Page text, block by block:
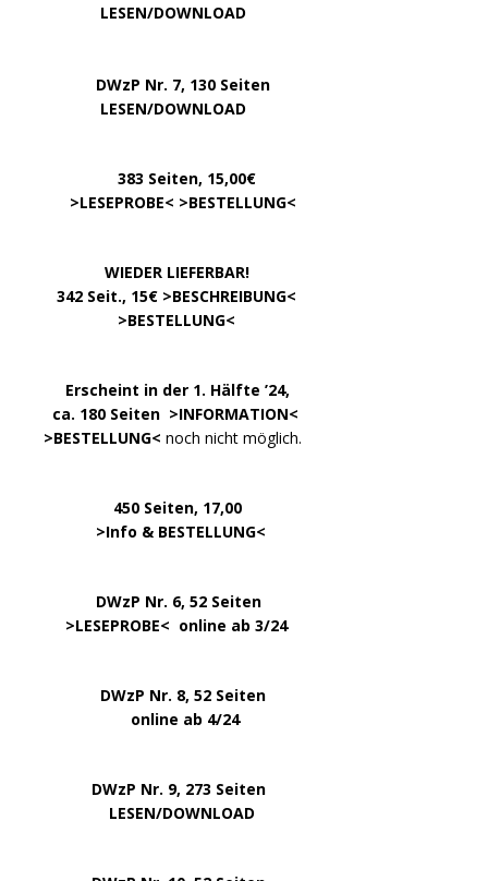
LESEN/DOWNLOAD
DWzP Nr. 7, 130 Seiten
LESEN/DOWNLOAD
383 Seiten, 15,00€
>LESEPROBE< >BESTELLUNG<
WIEDER LIEFERBAR!
342 Seit., 15€ >BESCHREIBUNG<
>BESTELLUNG<
Erscheint in der 1. Hälfte ’24,
ca. 180 Seiten >INFORMATION<
>BESTELLUNG< noch nicht möglich.
450 Seiten, 17,00
>Info & BESTELLUNG<
DWzP Nr. 6, 52 Seiten
>LESEPROBE< online ab 3/24
DWzP Nr. 8, 52 Seiten
online ab 4/24
DWzP Nr. 9, 273 Seiten
LESEN/DOWNLOAD